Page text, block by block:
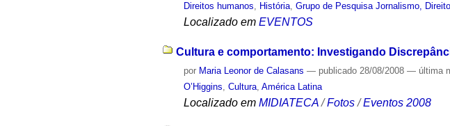
Direitos humanos, História,Grupo de Pesquisa Jornalismo,
Localizado em EVENTOS
Cultura e comportamento: Investigando
por Maria Leonor de Calasans — publicado 28/08/2008— última
O’Higgins,Cultura,América Latina
Localizado em MIDIATECA /Fotos /Eventos 2008